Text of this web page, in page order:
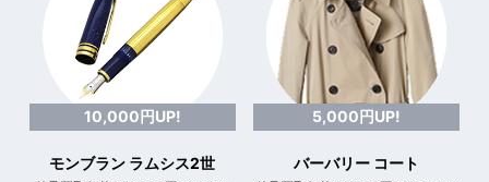
10,000円UP!
モンブラン ラムシス2世
5,000円UP!
バーバリー コート